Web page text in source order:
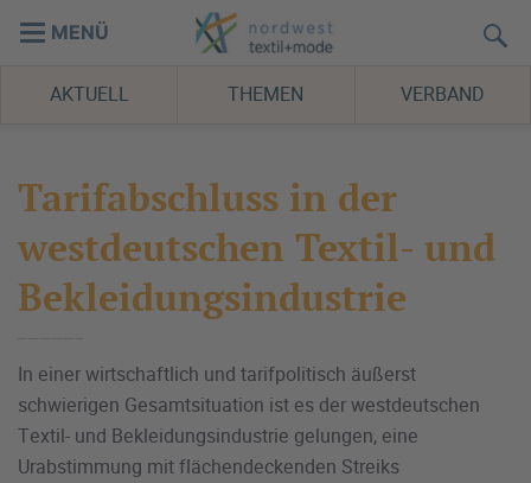
MENÜ
AKTUELL THEMEN VERBAND
Tarifabschluss in der
westdeutschen Textil- und
Bekleidungsindustrie
In einer wirtschaftlich und tarifpolitisch äußerst
schwierigen Gesamtsituation ist es der westdeutschen
Textil- und Bekleidungsindustrie gelungen, eine
Urabstimmung mit flächendeckenden Streiks